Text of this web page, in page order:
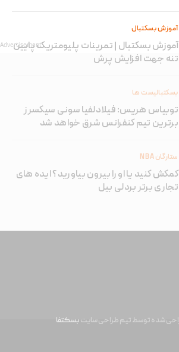
آموزش بسکتبال
آموزش بسکتبال | تمرینات پلیومتریک پایین
تنه جهت افزایش پرش
بسکتبالیست ها
توبیاس هریس: فیلادلفیا سونی سیکسرز
برترین تیم کنفرانس شرق خواهد شد
ستارگان NBA
کمکش کنید یا او را بیرون بیاورید؟ ایده های
تجاری برتر بردلی بیل
بسکتفا
Advertisement